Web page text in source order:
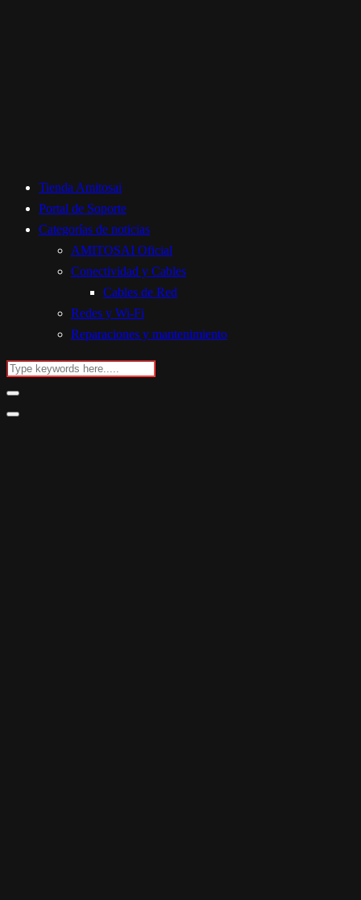
Tienda Amitosai
Portal de Soporte
Categorías de noticias
AMITOSAI Oficial
Conectividad y Cables
Cables de Red
Redes y Wi-Fi
Reparaciones y mantenimiento